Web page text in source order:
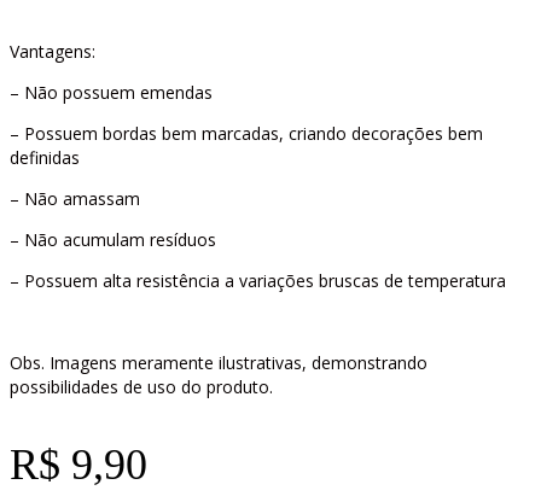
Vantagens:
– Não possuem emendas
– Possuem bordas bem marcadas, criando decorações bem
definidas
– Não amassam
– Não acumulam resíduos
– Possuem alta resistência a variações bruscas de temperatura
Obs. Imagens meramente ilustrativas, demonstrando
possibilidades de uso do produto.
R$ 9,90